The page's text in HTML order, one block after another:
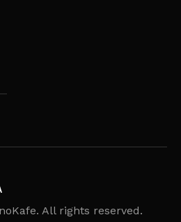
All rights reserved.